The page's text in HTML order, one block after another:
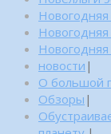
Новогодняя
Новогодняя
Новогодняя
новости |
О большой
Обзоры |